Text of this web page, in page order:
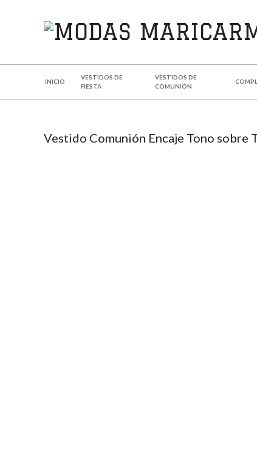
MARICARMEN
INICIO
VESTIDOS DE
FIESTA
VESTIDOS DE
COMUNIÓN
Vestido Comunión Encaje Tono sobre